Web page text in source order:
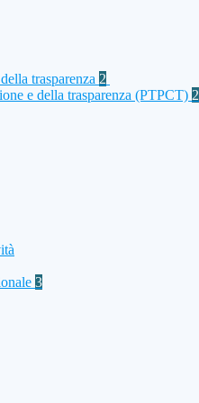
trasparenza 2
e della trasparenza (PTPCT) 2
3